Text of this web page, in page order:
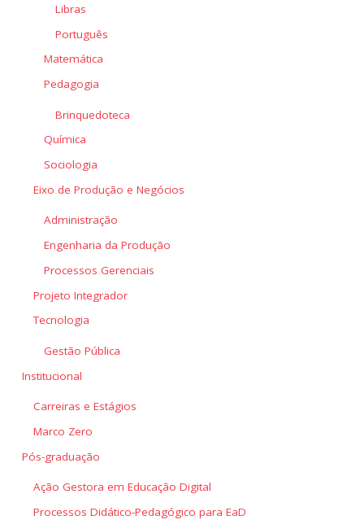
Libras
Português
Matemática
Pedagogia
Brinquedoteca
Química
Sociologia
Eixo de Produção e Negócios
Administração
Engenharia da Produção
Processos Gerenciais
Projeto Integrador
Tecnologia
Gestão Pública
Institucional
Carreiras e Estágios
Marco Zero
Pós-graduação
Ação Gestora em Educação Digital
Processos Didático-Pedagógico para EaD